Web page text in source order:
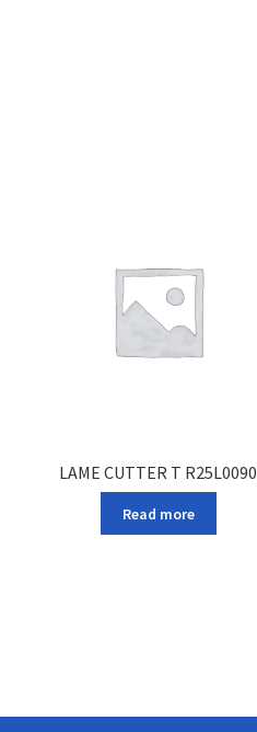
LAME CUTTER T R25L0090
Read more